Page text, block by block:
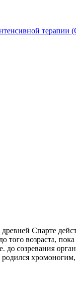
Спарте
возраста,
до созревания